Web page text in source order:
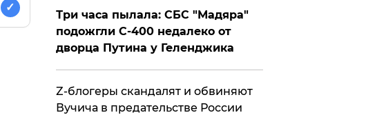
✓
Три часа пылала: СБС "Мадяра"
подожгли С-400 недалеко от
дворца Путина у Геленджика
Z-блогеры скандалят и обвиняют
Вучича в предательстве России